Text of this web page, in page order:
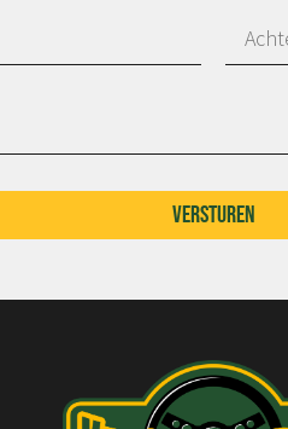
Versturen